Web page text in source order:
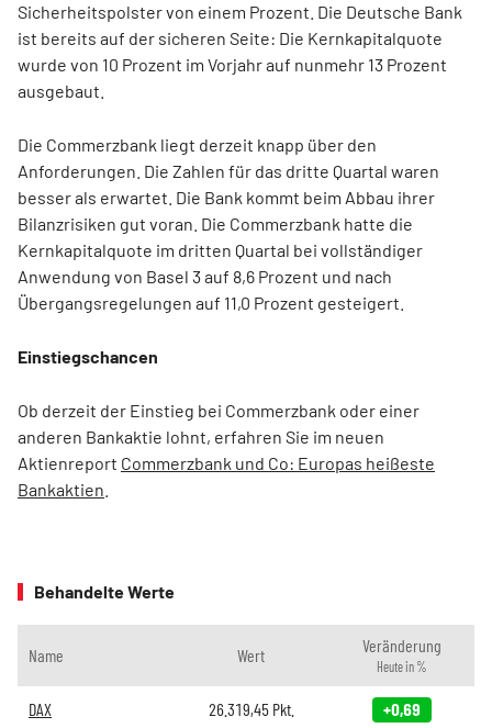
Sicherheitspolster von einem Prozent. Die Deutsche Bank
ist bereits auf der sicheren Seite: Die Kernkapitalquote
wurde von 10 Prozent im Vorjahr auf nunmehr 13 Prozent
ausgebaut.
Die Commerzbank liegt derzeit knapp über den
Anforderungen. Die Zahlen für das dritte Quartal waren
besser als erwartet. Die Bank kommt beim Abbau ihrer
Bilanzrisiken gut voran. Die Commerzbank hatte die
Kernkapitalquote im dritten Quartal bei vollständiger
Anwendung von Basel 3 auf 8,6 Prozent und nach
Übergangsregelungen auf 11,0 Prozent gesteigert.
Einstiegschancen
Ob derzeit der Einstieg bei Commerzbank oder einer
anderen Bankaktie lohnt, erfahren Sie im neuen
Aktienreport Commerzbank und Co: Europas heißeste
Bankaktien
Behandelte Werte
Name Wert Veränderung
Heute in %
DAX 26.319,45Pkt. +0,69